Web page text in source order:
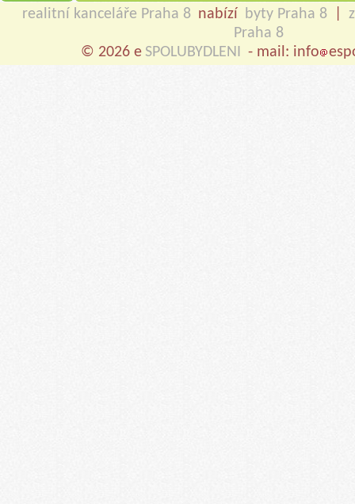
realitní kanceláře Praha 8 nabízí byty Praha 8
Praha 8
© 2026 e SPOLUBYDLENI - mail: info